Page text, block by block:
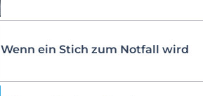
Wenn ein Stich zum Notfall wird